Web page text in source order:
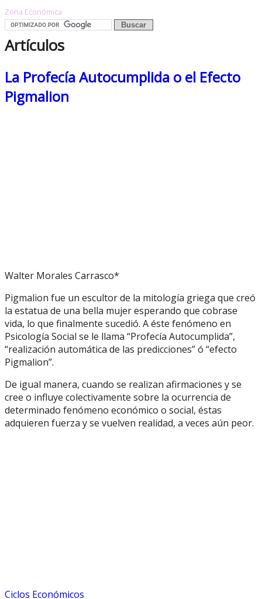
Zona Económica
Artículos
La Profecía Autocumplida o el Efecto
Pigmalion
Walter Morales Carrasco*
Pigmalion fue un escultor de la mitología griega que creó
la estatua de una bella mujer esperando que cobrase
vida, lo que finalmente sucedió. A éste fenómeno en
Psicología Social se le llama “Profecía Autocumplida”,
“realización automática de las predicciones” ó “efecto
Pigmalion”.
De igual manera, cuando se realizan afirmaciones y se
cree o influye colectivamente sobre la ocurrencia de
determinado fenómeno económico o social, éstas
adquieren fuerza y se vuelven realidad, a veces aún peor.
Ciclos Económicos